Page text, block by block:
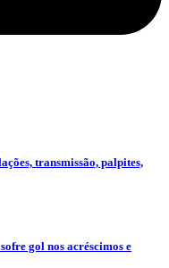
transmissão, palpites,
gol nos acréscimos e